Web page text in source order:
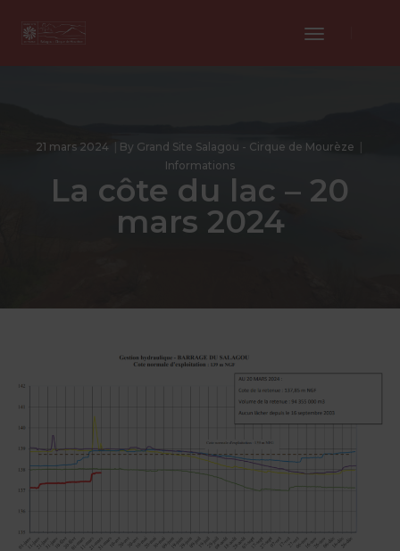
Toggle
21 mars 2024 By Grand Site Salagou - Cirque de Mourèze
Informations
La côte du lac – 20
mars 2024